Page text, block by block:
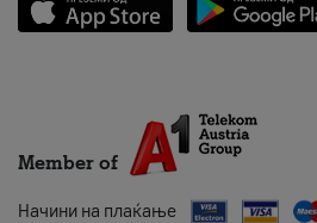
Member of
Начини на плаќање